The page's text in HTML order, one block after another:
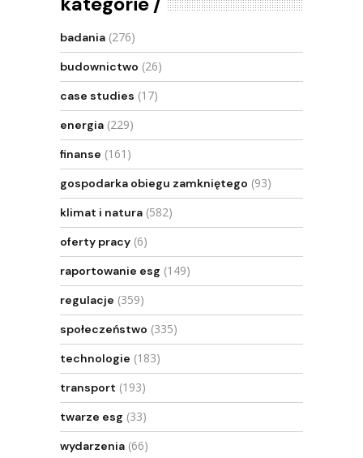
badania (276)
budownictwo (26)
case studies (17)
energia (229)
finanse (161)
gospodarka obiegu zamkniętego (93)
klimat i natura (582)
oferty pracy (6)
raportowanie esg (149)
regulacje (359)
społeczeństwo (335)
technologie (183)
transport (193)
twarze esg (33)
wydarzenia (66)